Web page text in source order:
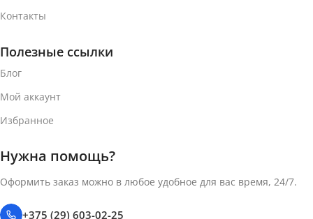
Контакты
Полезные ссылки
Блог
Мой аккаунт
Избранное
Нужна помощь?
Оформить заказ можно в любое удобное для вас время, 24/7.
+375 (29) 603-02-25